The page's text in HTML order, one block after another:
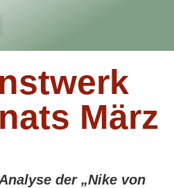
März
der „Nike von